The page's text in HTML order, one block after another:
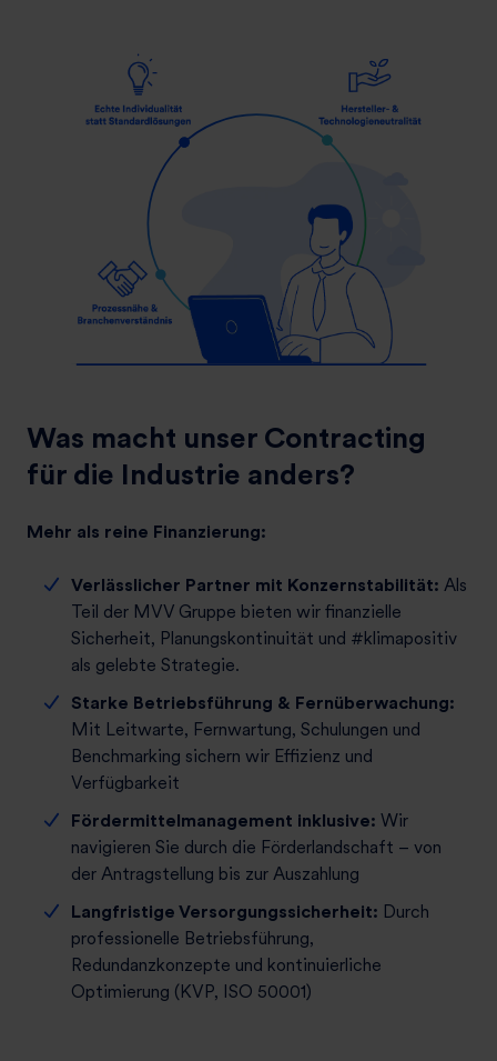
Was macht unser Contracting
für die Industrie anders?
Mehr als reine Finanzierung:
Verlässlicher Partner mit Konzernstabilität: Als
Teil der MVV Gruppe bieten wir finanzielle
Sicherheit, Planungskontinuität und #klimapositiv
als gelebte Strategie.
Starke Betriebsführung & Fernüberwachung:
Mit Leitwarte, Fernwartung, Schulungen und
Benchmarking sichern wir Effizienz und
Verfügbarkeit
Fördermittelmanagement inklusive: Wir
navigieren Sie durch die Förderlandschaft – von
der Antragstellung bis zur Auszahlung
Langfristige Versorgungssicherheit: Durch
professionelle Betriebsführung,
Redundanzkonzepte und kontinuierliche
Optimierung (KVP, ISO 50001)